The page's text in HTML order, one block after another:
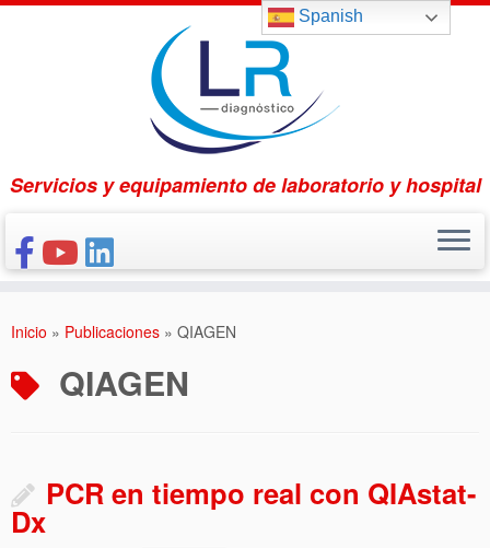
Saltar
Servicios y equipamiento de laboratorio y hospital
CONÓCENOS
NUESTROS PRODUCTOS
Inicio » Publicaciones » QIAGEN
QIAGEN
PCR en tiempo real con QIAstat-
Dx
Spanish